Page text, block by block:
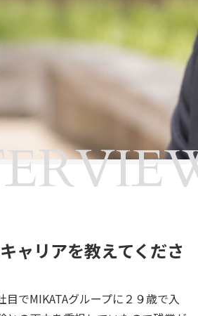
ャリアを教えてくださ
目でMIKATAグループに２９歳で入